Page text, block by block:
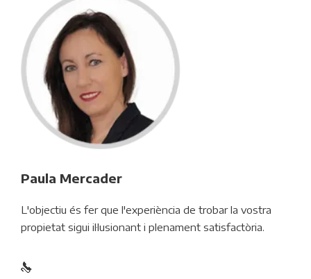
Paula Mercader
L'objectiu és fer que l'experiència de trobar la vostra
propietat sigui il·lusionant i plenament satisfactòria.